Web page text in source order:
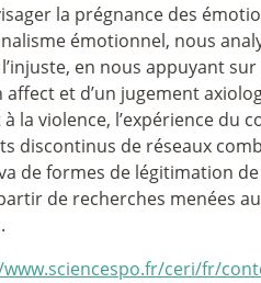
la prégnance des
émotionnel, nous
en nous appuyant
affect et d’un jugement
la violence, l’expérience du
discontinus de réseaux
de formes de légitimation
de recherches menées
ceri/fr/